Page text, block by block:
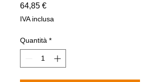
64,85 €Prezzo
IVA inclusa
Quantità *